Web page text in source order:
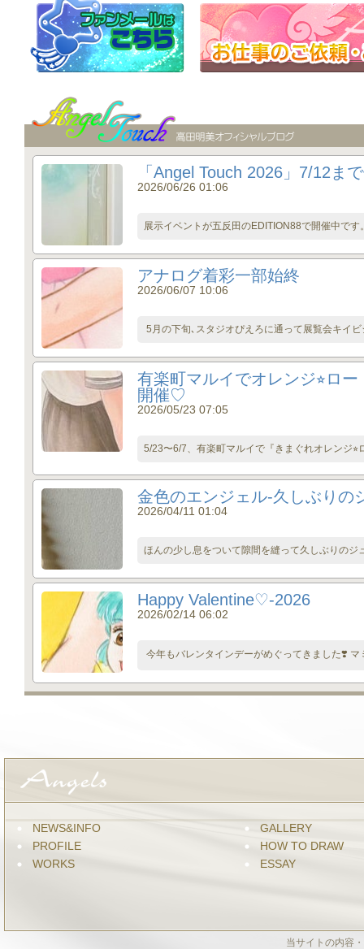
「Angel Touch 2026」7/12ま
2026/06/26 01:06
展示イベントが五反田のEDITION88で開催中で
アナログ着彩一部始終
2026/06/07 10:06
5月の下旬､スタジオぴえろに通って展覧会キイ
有楽町マルイでオレンジ⭐︎ロ
開催♡
2026/05/23 07:05
5/23〜6/7、有楽町マルイで『きまぐれオレンジ
金色のエンジェル-久しぶりの
2026/04/11 01:04
ほんの少し息をついて隙間を縫って久しぶりのジ
Happy Valentine♡-2026
2026/02/14 06:02
今年もバレンタインデーがめぐってきました❣️ マ
NEWS&INFO
PROFILE
WORKS
GALLERY
HOW TO DRAW
ESSAY
当サイトの内容